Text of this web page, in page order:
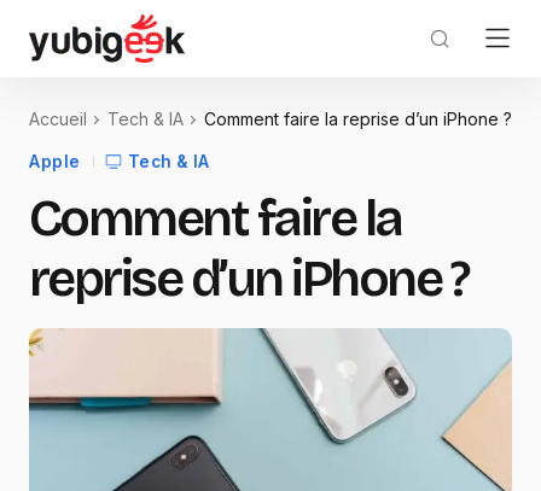
Accueil Tech & IA Comment faire la reprise d’un iPhone ?
Apple Tech & IA
Comment faire la
reprise d’un iPhone ?